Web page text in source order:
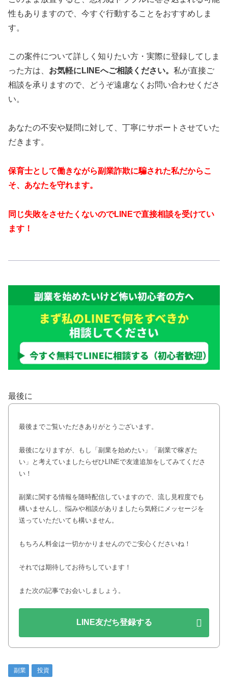
性もありますので、今すぐ行動することをおすすめしま
す。
この案件について詳しく知りたい方・実際に登録してしま
った方は、 お気軽にLINEへご相談ください。 私が直接ご
相談を承りますので、どうぞ遠慮なくお問い合わせくださ
い。
あなたの不安や疑問に対して、丁寧にサポートさせていた
だきます。
保育士として働きながら副業詐欺に騙された私だからこ
そ、あなたを守れます。
同じ失敗をさせたくないのでLINEで直接相談を受けてい
ます！
最後に
最後までご覧いただきありがとうございます。
最後になりますが、もし「副業を始めたい」「副業で稼ぎた
い」と考えていましたらぜひLINEで友達追加をしてみてくださ
い！
副業に関する情報を随時配信していますので、流し見程度でも
構いませんし、悩みや相談がありましたら気軽にメッセージを
送っていただいても構いません。
もちろん料金は一切かかりませんのでご安心くださいね！
それでは期待してお待ちしています！
また次の記事でお会いしましょう。
LINE友だち登録する
副業 投資